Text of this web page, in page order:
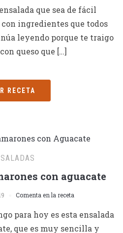
que sea de fácil
ingredientes que todos
leyendo porque te traigo
queso que […]
RECETA
con aguacate
Comenta en la receta
para hoy es esta ensalada
que es muy sencilla y